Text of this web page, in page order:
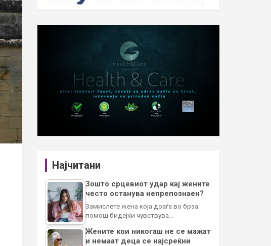
Најчитани
Зошто срцевиот удар кај жените
често останува непрепознаен?
Замислете жена која доаѓа во брза
помош бидејќи чувствува…
Жените кои никогаш не се мажат
и немаат деца се најсреќни